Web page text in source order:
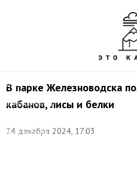
В парке Железноводска
кабанов, лисы и белки
24 декабря 2024, 17:03
Думы
и
администрации
Железноводска